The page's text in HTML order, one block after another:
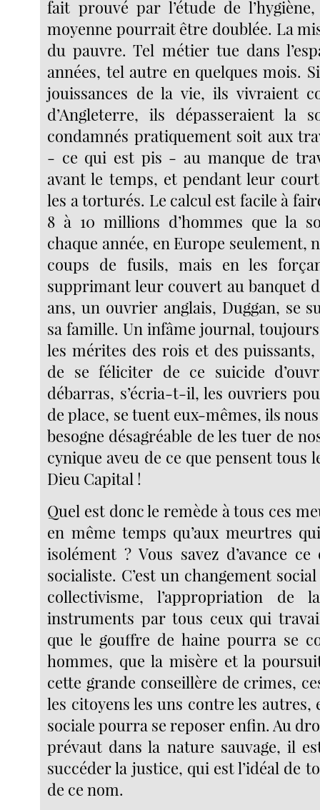
fait prouvé par l’étude de
moyenne pourrait être doublée. La
du pauvre. Tel métier tue dans
années, tel autre en quelques mois.
jouissances de la vie, ils vivraient
d’Angleterre, ils dépasseraient la
condamnés pratiquement soit aux
- ce qui est pis - au manque de
avant le temps, et pendant leur
les a torturés. Le calcul est facile à
8 à 10 millions d’hommes que la
chaque année, en Europe seulement,
coups de fusils, mais en les
supprimant leur couvert au banquet
ans, un ouvrier anglais, Duggan, se
sa famille. Un infâme journal,
les mérites des rois et des puissants,
de se féliciter de ce suicide
débarras, s’écria-t-il, les ouvriers
de place, se tuent eux-mêmes, ils
besogne désagréable de les tuer de
cynique aveu de ce que pensent tous
Dieu Capital !
Quel est donc le remède à tous ces
en même temps qu’aux meurtres
isolément ? Vous savez d’avance
socialiste. C’est un changement
collectivisme, l’appropriation
instruments par tous ceux qui
que le gouffre de haine pourra se
hommes, que la misère et la
cette grande conseillère de crimes,
les citoyens les uns contre les autres,
sociale pourra se reposer enfin. Au
prévaut dans la nature sauvage, il
succéder la justice, qui est l’idéal de
de ce nom.